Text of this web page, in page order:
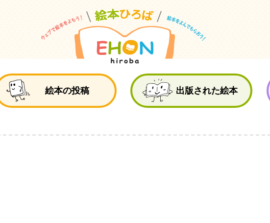
絵本の投稿 出版された絵本